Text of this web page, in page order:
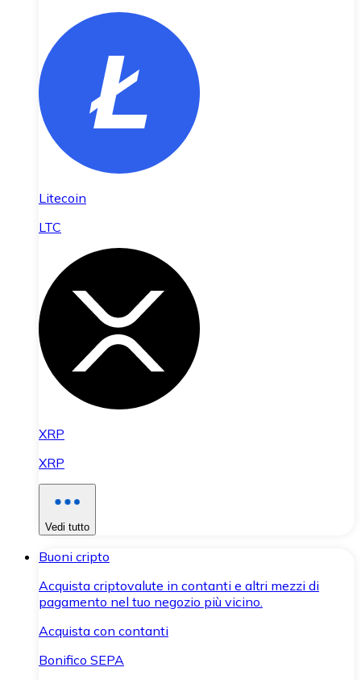
Litecoin
LTC
XRP
XRP
Vedi tutto
Buoni cripto
Acquista criptovalute in contanti e altri mezzi di
pagamento nel tuo negozio più vicino.
Acquista con contanti
Bonifico SEPA